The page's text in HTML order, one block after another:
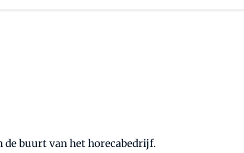
de buurt van het horecabedrijf.